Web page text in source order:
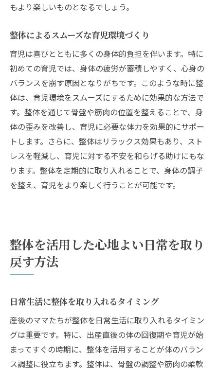
もより楽しいものとなるでしょう。
整体によるスムーズな育児環境づくり
育児は喜びとともに多くの身体的負担を伴います。特に
初めての育児では、身体の疲労が蓄積しやすく、心身の
バランスを崩す原因となりがちです。このような時に整
体は、育児環境をスムーズにするために効果的な方法で
す。整体を通じて骨盤や筋肉の位置を整えることで、身
体の歪みを改善し、育児に必要な体力を効果的にサポー
トします。さらに、整体はリラックス効果もあり、スト
レスを軽減し、育児に対する不安を和らげる助けにもな
ります。整体を定期的に取り入れることで、身体の調子
を整え、育児をより楽しく行うことが可能です。
整体を活用した心地よい日常を取り
戻す方法
日常生活に整体を取り入れるタイミング
産後のママたちが整体を日常生活に取り入れるタイミン
グは重要です。特に、出産直後の体の回復期や育児が始
まってすぐの時期に、整体を活用することが体のバラン
ス調整に役立ちます。整体は、骨盤の調整や筋肉の柔軟